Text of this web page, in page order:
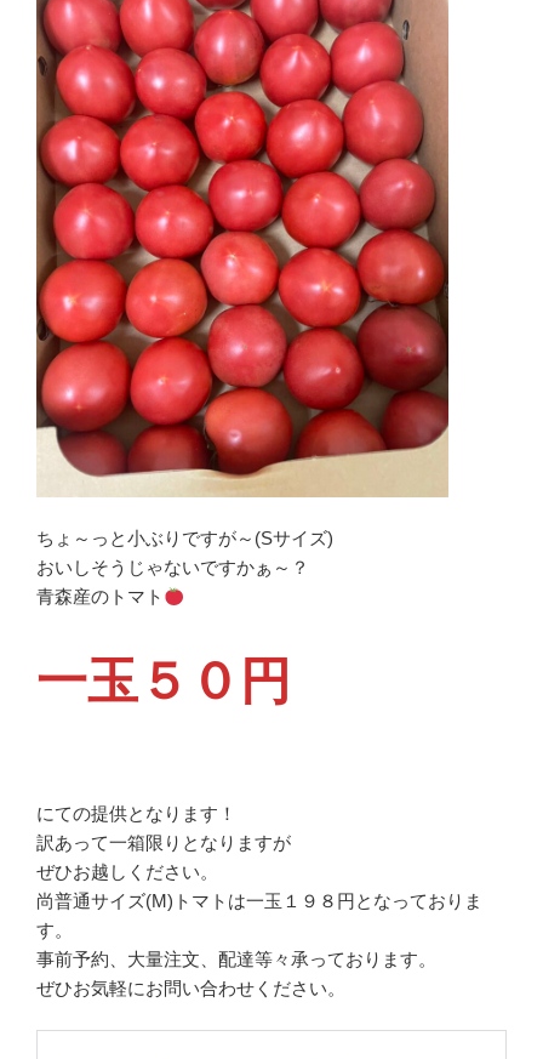
ちょ～っと小ぶりですが～(Sサイズ)
おいしそうじゃないですかぁ～？
青森産のトマト
一玉５０円
にての提供となります！
訳あって一箱限りとなりますが
ぜひお越しください。
尚普通サイズ(M)トマトは一玉１９８円となっておりま
す。
事前予約、大量注文、配達等々承っております。
ぜひお気軽にお問い合わせください。